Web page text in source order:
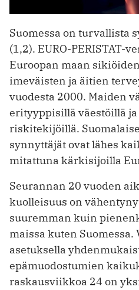
Suomessa on turvallista
(1,2). EURO-PERISTAT-
Euroopan maan
imeväisten ja äitien
vuodesta 2000. Maiden
erityyppisillä väestöillä
riskitekijöillä.
synnyttäjät ovat lähes
mitattuna kärkisijoilla
Seurannan 20 vuoden
kuolleisuus on
suuremman kuin
maissa kuten Suomessa.
asetuksella
epämuodostumien
raskausviikkoa 24 on